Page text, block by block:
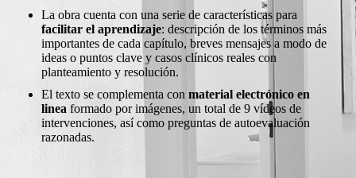
La obra cuenta con una serie de características para
facilitar el aprendizaje: descripción de los términos más
importantes de cada capítulo, breves mensajes a modo de
ideas o puntos clave y casos clínicos reales con
planteamiento y resolución.
El texto se complementa conmaterial electrónico en
lineaformado por imágenes, un total de 9 vídeos de
intervenciones, así como preguntas de autoevaluación
razonadas.